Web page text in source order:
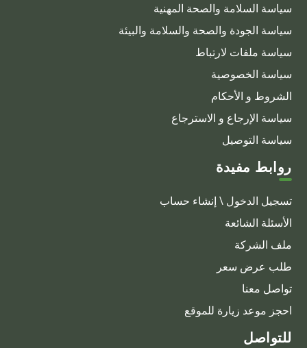
المنتج
سياسة السلامة والصحة المهنية
سياسة الجودة والصحة والسلامة والبيئة
سياسة ملفات لارتباط
سياسة الخصوصية
الشروط و الأحكام
سياسة الإرجاع و الاسترجاع
سياسة التوصيل
روابط مفيدة
تسجيل الدخول \ إنشاء حساب
الأسئلة الشائعة
ملف الشركة
طلب عرض سعر
تواصل معنا
احجز موعد زيارة للموقع
للتواصل